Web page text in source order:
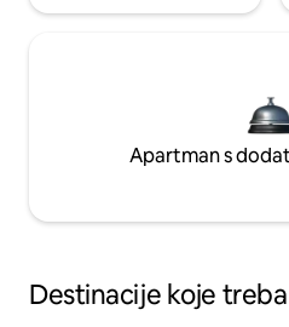
Apartman s
Destinacije koje